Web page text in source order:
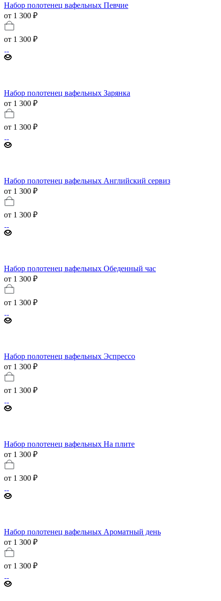
Набор полотенец вафельных Певчие
от 1 300 ₽
от 1 300 ₽
Набор полотенец вафельных Зарянка
от 1 300 ₽
от 1 300 ₽
Набор полотенец вафельных Английский сервиз
от 1 300 ₽
от 1 300 ₽
Набор полотенец вафельных Обеденный час
от 1 300 ₽
от 1 300 ₽
Набор полотенец вафельных Эспрессо
от 1 300 ₽
от 1 300 ₽
Набор полотенец вафельных На плите
от 1 300 ₽
от 1 300 ₽
Набор полотенец вафельных Ароматный день
от 1 300 ₽
от 1 300 ₽